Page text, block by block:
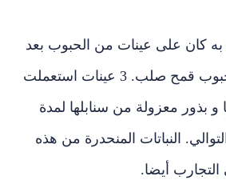
على عينات من الحبوب بعد
جني لسنة 1419ه لحبوب قمح صلب. 3 عينات استعملت
معزولة من سنابلها لمدة
المنحدرة من هذه
أيضا.